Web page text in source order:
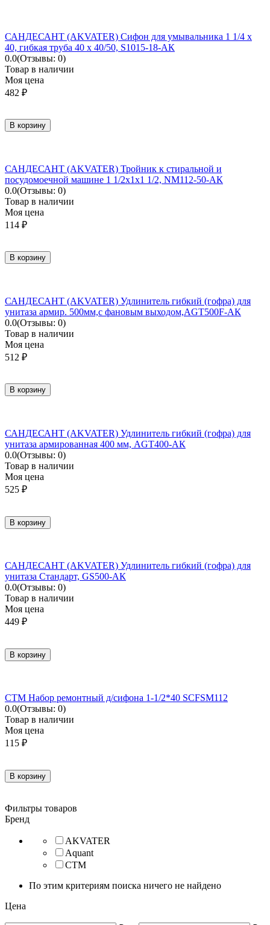
САНДЕСАНТ (AKVATER) Сифон для умывальника 1 1/4 х
40, гибкая труба 40 х 40/50, S1015-18-АК
0.0(Отзывы: 0)
Товар в наличии
Моя цена
482 ₽
В корзину
САНДЕСАНТ (AKVATER) Тройник к стиральной и
посудомоечной машине 1 1/2х1х1 1/2, NM112-50-АК
0.0(Отзывы: 0)
Товар в наличии
Моя цена
114 ₽
В корзину
САНДЕСАНТ (AKVATER) Удлинитель гибкий (гофра) для
унитаза армир. 500мм,с фановым выходом,AGT500F-АК
0.0(Отзывы: 0)
Товар в наличии
Моя цена
512 ₽
В корзину
САНДЕСАНТ (AKVATER) Удлинитель гибкий (гофра) для
унитаза армированная 400 мм, AGT400-АК
0.0(Отзывы: 0)
Товар в наличии
Моя цена
525 ₽
В корзину
САНДЕСАНТ (AKVATER) Удлинитель гибкий (гофра) для
унитаза Стандарт, GS500-АК
0.0(Отзывы: 0)
Товар в наличии
Моя цена
449 ₽
В корзину
СТМ Набор ремонтный д/сифона 1-1/2*40 SCFSM112
0.0(Отзывы: 0)
Товар в наличии
Моя цена
115 ₽
В корзину
Фильтры товаров
Бренд
AKVATER
Aquant
СТМ
По этим критериям поиска ничего не найдено
Цена